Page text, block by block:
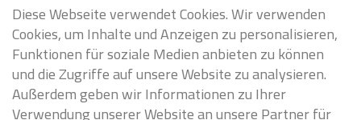
Diese Webseite verwendet Cookies. Wir verwenden
Cookies, um Inhalte und Anzeigen zu personalisieren,
Funktionen für soziale Medien anbieten zu können
und die Zugriffe auf unsere Website zu analysieren.
Außerdem geben wir Informationen zu Ihrer
Verwendung unserer Website an unsere Partner für